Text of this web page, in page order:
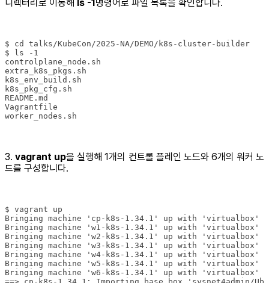
디렉터리로 이동해 ls -1명령어로 파일 목록을 확인합니다.
worker_nodes.sh
3.vagrant up을 실행해 1개의 컨트롤 플레인 노드와 6개의 워커 노
드를 구성합니다.